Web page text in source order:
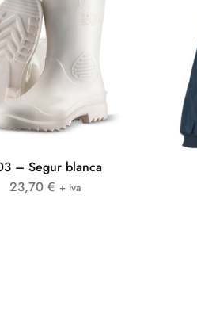
– Segur blanca
23,70 € + iva